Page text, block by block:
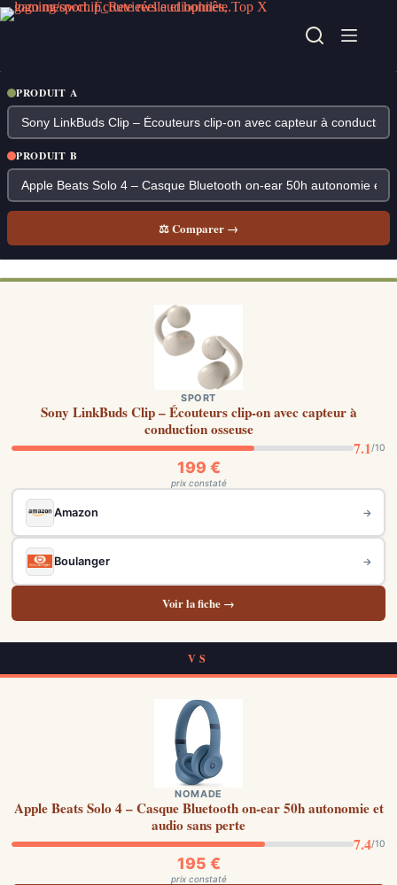
Passer
au
PRODUIT A
PRODUIT B
⚖ Comparer →
SPORT
Sony LinkBuds Clip – Écouteurs clip-on avec capteur à
conduction osseuse
7.1/10
199 €
prix constaté
Amazon →
Boulanger →
Voir la fiche →
VS
NOMADE
Apple Beats Solo 4 – Casque Bluetooth on-ear 50h autonomie et
audio sans perte
7.4/10
195 €
prix constaté